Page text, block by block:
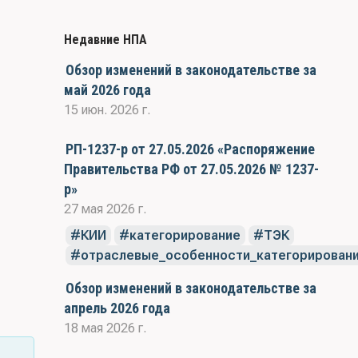
Недавние НПА
Обзор изменений в законодательстве за
май 2026 года
15 июн. 2026 г.
РП-1237-р от 27.05.2026 «Распоряжение
Правительства РФ от 27.05.2026 № 1237-
р»
27 мая 2026 г.
КИИ
категорирование
ТЭК
Обзор изменений в законодательстве за
апрель 2026 года
18 мая 2026 г.